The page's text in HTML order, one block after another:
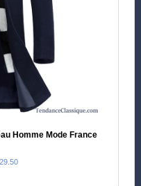
Homme Mode France